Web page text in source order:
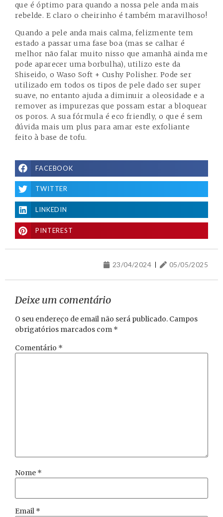
que é óptimo para quando a nossa pele anda mais
rebelde. E claro o cheirinho é também maravilhoso!
Quando a pele anda mais calma, felizmente tem
estado a passar uma fase boa (mas se calhar é
melhor não falar muito nisso que amanhã ainda me
pode aparecer uma borbulha), utilizo este da
Shiseido, oWaso Soft + Cushy Polisher. Pode ser
utilizado em todos os tipos de pele dado ser super
suave, no entanto ajuda a diminuir a oleosidade e a
remover as impurezas que possam estar a bloquear
os poros. A sua fórmula é eco friendly, o que é sem
dúvida mais um plus para amar este exfoliante
feito à base de tofu.
FACEBOOK
TWITTER
LINKEDIN
PINTEREST
23/04/2024 05/05/2025
Deixe um comentário
O seu endereço de email não será publicado. Campos
obrigatórios marcados com *
Comentário *
Nome *
Email *